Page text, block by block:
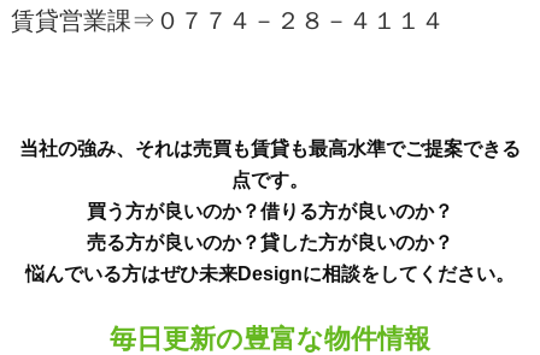
賃貸営業課⇒０７７４－２８－４１１４
当社の強み、それは売買も賃貸も最高水準でご提案できる
点です。
買う方が良いのか？借りる方が良いのか？
売る方が良いのか？貸した方が良いのか？
悩んでいる方はぜひ未来Designに相談をしてください。
毎日更新の豊富な物件情報